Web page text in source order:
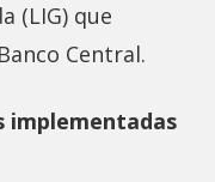
(LIG) que
Central.
implementadas